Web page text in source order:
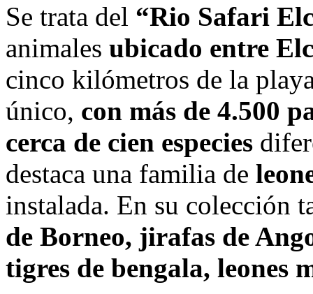
Se trata del “Rio Safari
animales ubicado entre
cinco kilómetros de la
único, con más de 4.500
cerca de cien especies
destaca una familia de
instalada. En su colección
de Borneo, jirafas de
tigres de bengala, leones